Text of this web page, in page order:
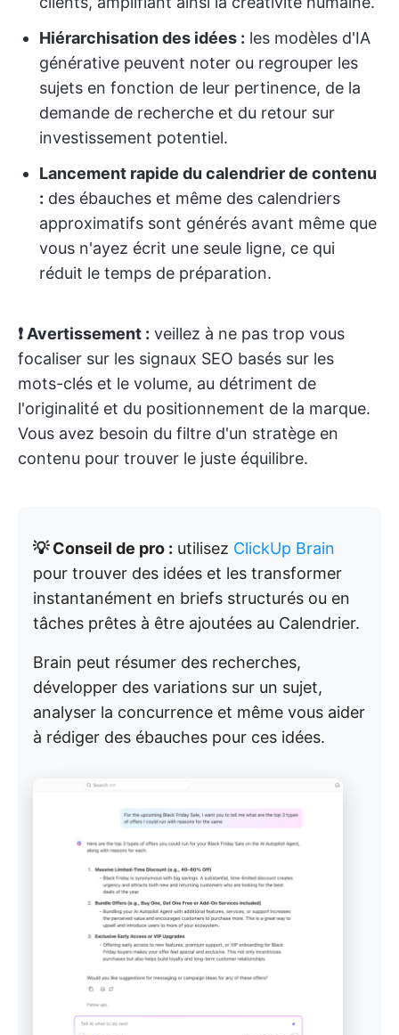
Hiérarchisation des idées : les modèles d'IA
générative peuvent noter ou regrouper les
sujets en fonction de leur pertinence, de la
demande de recherche et du retour sur
investissement potentiel.
Lancement rapide du calendrier de contenu
: des ébauches et même des calendriers
approximatifs sont générés avant même que
vous n'ayez écrit une seule ligne, ce qui
réduit le temps de préparation.
❗ Avertissement : veillez à ne pas trop vous
focaliser sur les signaux SEO basés sur les
mots-clés et le volume, au détriment de
l'originalité et du positionnement de la marque.
Vous avez besoin du filtre d'un stratège en
contenu pour trouver le juste équilibre.
💡 Conseil de pro : utilisez ClickUp Brain
pour trouver des idées et les transformer
instantanément en briefs structurés ou en
tâches prêtes à être ajoutées au Calendrier.
Brain peut résumer des recherches,
développer des variations sur un sujet,
analyser la concurrence et même vous aider
à rédiger des ébauches pour ces idées.